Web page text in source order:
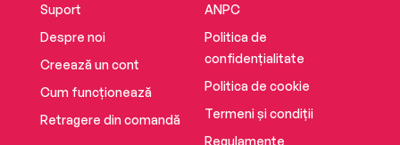
Suport
Despre noi
Creează un cont
Cum funcționează
Retragere din comandă
ANPC
Politica de
confidențialitate
Politica de cookie
Termeni și condiții
Regulamente